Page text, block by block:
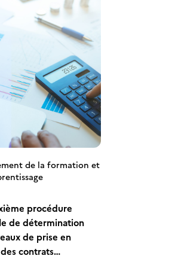
de la formation et
procédure
de détermination
de prise en
contrats